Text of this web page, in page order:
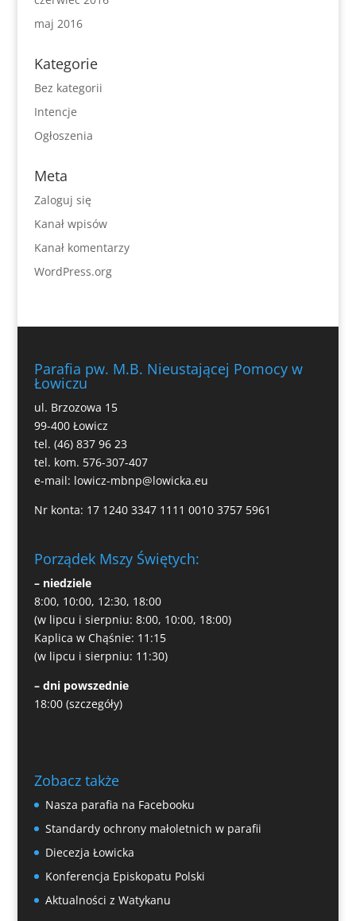
maj 2016
Kategorie
Bez kategorii
Intencje
Ogłoszenia
Meta
Zaloguj się
Kanał wpisów
Kanał komentarzy
WordPress.org
Parafia pw. M.B. Nieustającej Pomocy w
Łowiczu
ul. Brzozowa 15
99-400 Łowicz
tel. (46) 837 96 23
tel. kom. 576-307-407
e-mail: lowicz-mbnp@lowicka.eu
Nr konta: 17 1240 3347 1111 0010 3757 5961
Porządek Mszy Świętych:
– niedziele
8:00, 10:00, 12:30, 18:00
(w lipcu i sierpniu: 8:00, 10:00, 18:00)
Kaplica w Chąśnie: 11:15
(w lipcu i sierpniu: 11:30)
– dni powszednie
18:00 (szczegóły)
Zobacz także
Nasza parafia na Facebooku
Standardy ochrony małoletnich w parafii
Diecezja Łowicka
Konferencja Episkopatu Polski
Aktualności z Watykanu